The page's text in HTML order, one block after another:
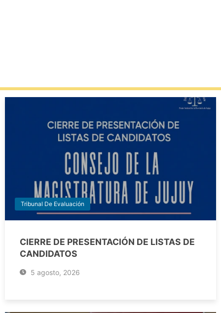
Tribunal De Evaluación
CIERRE DE PRESENTACIÓN DE LISTAS DE
CANDIDATOS
5 agosto, 2026